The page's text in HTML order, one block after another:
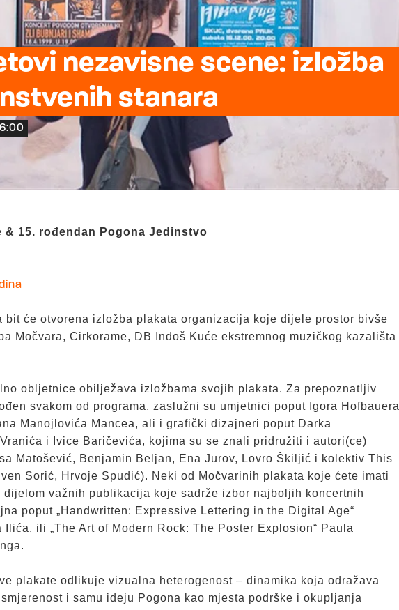
nezavisne scene: izložba
stanara
& 15. rođendan Pogona Jedinstvo
bit će otvorena izložba plakata organizacija koje dijele prostor bivše
Močvara, Cirkorame, DB Indoš Kuće ekstremnog muzičkog kazališta
obljetnice obilježava izložbama svojih plakata. Za prepoznatljiv
svakom od programa, zaslužni su umjetnici poput Igora Hofbauera
Manojlovića Mancea, ali i grafički dizajneri poput Darka
i Ivice Baričevića, kojima su se znali pridružiti i autori(ce)
Matošević, Benjamin Beljan, Ena Jurov, Lovro Škiljić i kolektiv This
Sorić, Hrvoje Spudić). Neki od Močvarinih plakata koje ćete imati
važnih publikacija koje sadrže izbor najboljih koncertnih
poput „Handwritten: Expressive Lettering in the Digital Age“
ili „The Art of Modern Rock: The Poster Explosion“ Paula
plakate odlikuje vizualna heterogenost – dinamika koja odražava
i samu ideju Pogona kao mjesta podrške i okupljanja